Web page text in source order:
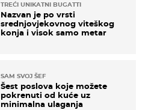
TREĆI UNIKATNI BUGATTI
Nazvan je po vrsti
srednjovjekovnog viteškog
konja i visok samo metar
SAM SVOJ ŠEF
Šest poslova koje možete
pokrenuti od kuće uz
minimalna ulaganja